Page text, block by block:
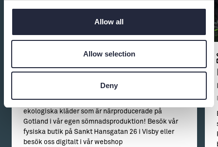
Allow all
Allow selection
Deny
Esther & Inez AB
Happy Slow Fashion från Gotland! Färgglada
ekologiska kläder som är närproducerade på
Gotland i vår egen sömnadsproduktion! Besök vår
fysiska butik på Sankt Hansgatan 26 i Visby eller
besök oss digitalt i vår webshop